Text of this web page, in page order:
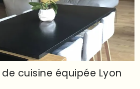
de cuisine équipée Lyon